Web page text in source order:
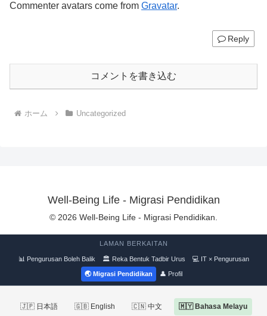
Commenter avatars come from Gravatar.
Reply
コメントを書き込む
ホーム Uncategorized
Well-Being Life - Migrasi Pendidikan
© 2026 Well-Being Life - Migrasi Pendidikan.
LAMAN BERKAITAN
📊 Pengurusan Boleh Balik 🏛 Reka Bentuk Tadbir Urus 💻 IT × Pengurusan
🌏 Migrasi Pendidikan 👤 Profil
🇯🇵 日本語 🇬🇧 English 🇨🇳 中文 🇲🇾 Bahasa Melayu